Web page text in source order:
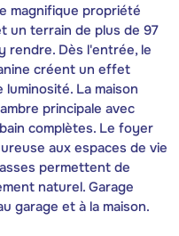
magnifique propriété
un terrain de plus de 97
rendre. Dès l'entrée, le
créent un effet
La maison
principale avec
complètes. Le foyer
aux espaces de vie
permettent de
naturel. Garage
garage et à la maison.